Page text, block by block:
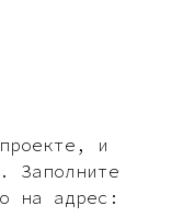
и
Заполните
на адрес: